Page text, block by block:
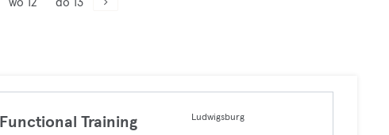
wo 12 do 13
Functional Training Ludwigsburg